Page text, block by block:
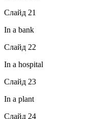
Слайд 21
In a bank
Слайд 22
In a hospital
Слайд 23
In a plant
Слайд 24